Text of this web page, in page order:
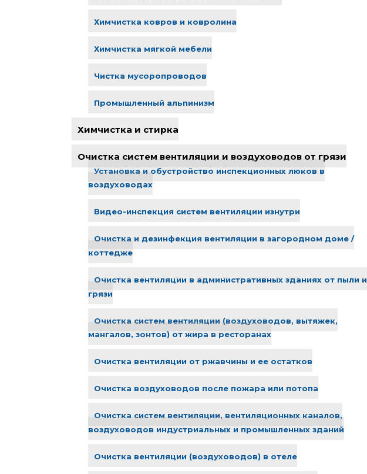
Химчистка ковров и ковролина
Химчистка мягкой мебели
Чистка мусоропроводов
Промышленный альпинизм
Химчистка и стирка
Очистка систем вентиляции и воздуховодов от грязи
Установка и обустройство инспекционных люков в
воздуховодах
Видео-инспекция систем вентиляции изнутри
Очистка и дезинфекция вентиляции в загородном доме /
коттедже
Очистка вентиляции в административных зданиях от пыли и
грязи
Очистка систем вентиляции (воздуховодов, вытяжек,
мангалов, зонтов) от жира в ресторанах
Очистка вентиляции от ржавчины и ее остатков
Очистка воздуховодов после пожара или потопа
Очистка систем вентиляции, вентиляционных каналов,
воздуховодов индустриальных и промышленных зданий
Очистка вентиляции (воздуховодов) в отеле